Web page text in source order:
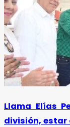
Llama Elías
división, estar